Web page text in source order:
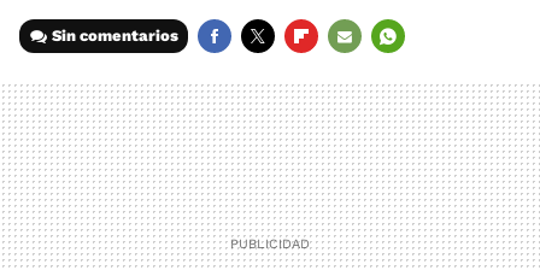
Sin comentarios
MAIL